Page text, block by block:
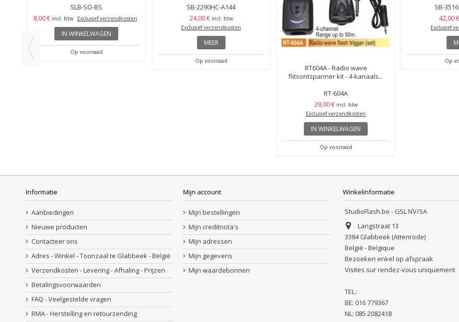
RT604A - Radio wave
flitsontspanner kit - 4-kanaals...
RT-604A
29,00 € incl. btw
Exclusief verzendkosten
IN WINKELWAGEN
Op voorraad
Informatie
Aanbiedingen
Nieuwe producten
Contacteer ons
Adres - Winkel - Toonzaal te Glabbeek - België
Verzendkosten - Levering - Afhaling - Prijzen
Betalingsvoorwaarden
FAQ - Veelgestelde vragen
RMA - Herstelling en retourzending
Mijn account
Mijn bestellingen
Mijn creditnota's
Mijn adressen
Mijn gegevens
Mijn waardebonnen
Winkelinformatie
StudioFlash.be - GSL NV/SA
Langstraat 13
3384 Glabbeek (Attenrode)
België - Belgique
Bezoeken enkel op afspraak
Visites sur rendez-vous uniquement
TEL.:
BE: 016 779367
NL: 085 2082418